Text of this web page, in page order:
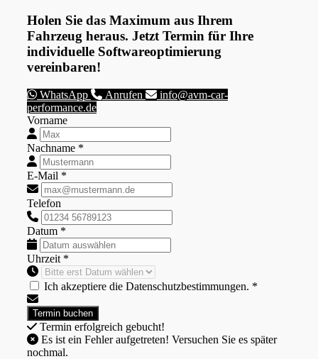
Holen Sie das Maximum aus Ihrem
Fahrzeug heraus. Jetzt Termin für Ihre
individuelle Softwareoptimierung
vereinbaren!
WhatsApp Anrufen
info@avm-car-
performance.de
Vorname
Nachname *
E-Mail *
Telefon
Datum *
Uhrzeit *
Ich akzeptiere die Datenschutzbestimmungen. *
Termin erfolgreich gebucht!
nochmal.